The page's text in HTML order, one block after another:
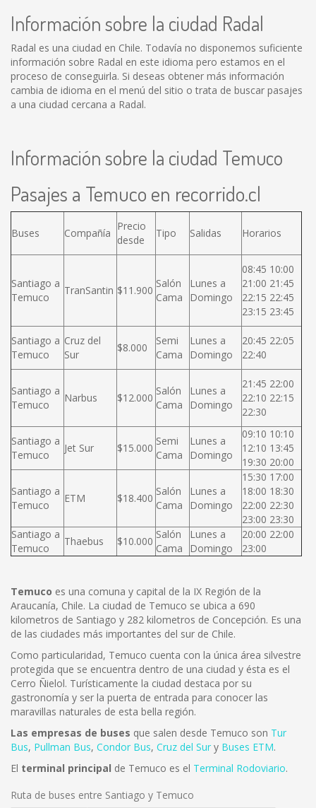
Información sobre la ciudad Radal
Radal es una ciudad en Chile. Todavía no disponemos suficiente
información sobre Radal en este idioma pero estamos en el
proceso de conseguirla. Si deseas obtener más información
cambia de idioma en el menú del sitio o trata de buscar pasajes
a una ciudad cercana a Radal.
Información sobre la ciudad Temuco
Pasajes a Temuco en recorrido.cl
Buses Compañía
Precio
desde
Tipo Salidas Horarios
Santiago a
Temuco
TranSantin $11.900
Salón
Cama
Lunes a
Domingo
08:45 10:00
21:00 21:45
22:15 22:45
23:15 23:45
Santiago a
Temuco
Cruz del
Sur
$8.000
Semi
Cama
Lunes a
Domingo
20:45 22:05
22:40
Santiago a
Temuco
Narbus $12.000
Salón
Cama
Lunes a
Domingo
21:45 22:00
22:10 22:15
22:30
Santiago a
Temuco
Jet Sur $15.000
Semi
Cama
Lunes a
Domingo
09:10 10:10
12:10 13:45
19:30 20:00
Santiago a
Temuco
ETM $18.400
Salón
Cama
Lunes a
Domingo
15:30 17:00
18:00 18:30
22:00 22:30
23:00 23:30
Santiago a
Temuco
Thaebus $10.000
Salón
Cama
Lunes a
Domingo
20:00 22:00
23:00
Temuco es una comuna y capital de la IX Región de la
Araucanía, Chile. La ciudad de Temuco se ubica a 690
kilometros de Santiago y 282 kilometros de Concepción. Es una
de las ciudades más importantes del sur de Chile.
Como particularidad, Temuco cuenta con la única área silvestre
protegida que se encuentra dentro de una ciudad y ésta es el
Cerro Ñielol. Turísticamente la ciudad destaca por su
gastronomía y ser la puerta de entrada para conocer las
maravillas naturales de esta bella región.
Las empresas de buses que salen desde Temuco son Tur
Bus, Pullman Bus, Condor Bus, Cruz del Sur y Buses ETM.
El terminal principal de Temuco es el Terminal Rodoviario.
Ruta de buses entre Santiago y Temuco